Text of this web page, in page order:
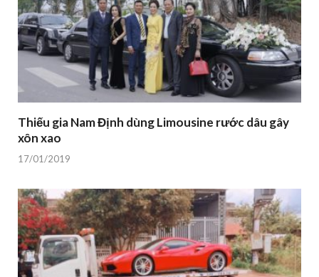
Thiếu gia Nam Định dùng Limousine rước dâu gây
xôn xao
17/01/2019